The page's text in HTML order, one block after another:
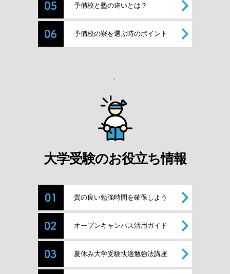
予備校と塾の違いとは？
予備校の寮を選ぶ時のポイント
大学受験のお役立ち情報
質の良い勉強時間を確保しよう
オープンキャンパス活用ガイド
夏休み大学受験快適勉強法講座